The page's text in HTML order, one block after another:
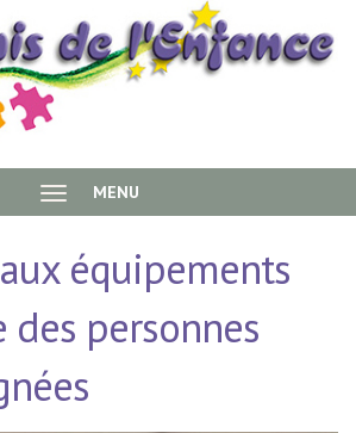
de
MENU
équipements
des personnes